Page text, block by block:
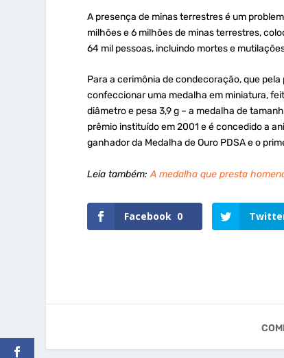
A presença de minas terrestres é um
milhões e 6 milhões de minas terrestres,
64 mil pessoas, incluindo mortes e
Para a cerimônia de condecoração, que
confeccionar uma medalha em miniatura,
diâmetro e pesa 3,9 g – a medalha de
prêmio instituído em 2001 e é concedido a
ganhador da Medalha de Ouro PDSA e o
Leia também:A medalha que presta
Facebook 0